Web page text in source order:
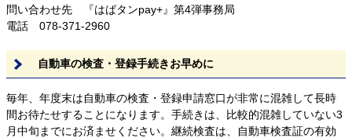
問い合わせ先 『はばタンpay+』第4弾事務局
電話 078-371-2960
自動車の検査・登録手続きお早めに
毎年、年度末は自動車の検査・登録申請窓口が非常に混雑して長時
間お待たせすることになります。手続きは、比較的混雑していない3
月中旬までにお済ませください。継続検査は、自動車検査証の有効